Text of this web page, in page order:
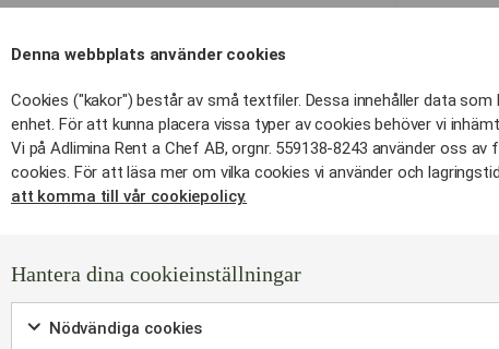
äkta pasta, krämig risotto och
högkvalitativa ingredienser.
finaste råvaror från lokala
smaker och moderna
modern teknik med
för det innovativa företaget.
Denna webbplats använder cookies
Cookies ("kakor") består av små textfiler. Dessa innehåller data som
enhet. För att kunna placera vissa typer av cookies behöver vi
Vi på Adlimina Rent a Chef AB, orgnr. 559138-8243 använder oss av
cookies. För att läsa mer om vilka cookies vi använder och
att komma till vår cookiepolicy.
Hantera dina cookieinställningar
Nödvändiga cookies